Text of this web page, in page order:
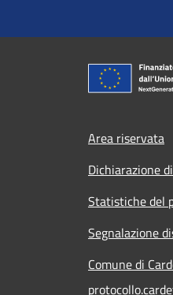
Area riservata
Dichiarazione
Statistiche del
Segnalazione
Comune di